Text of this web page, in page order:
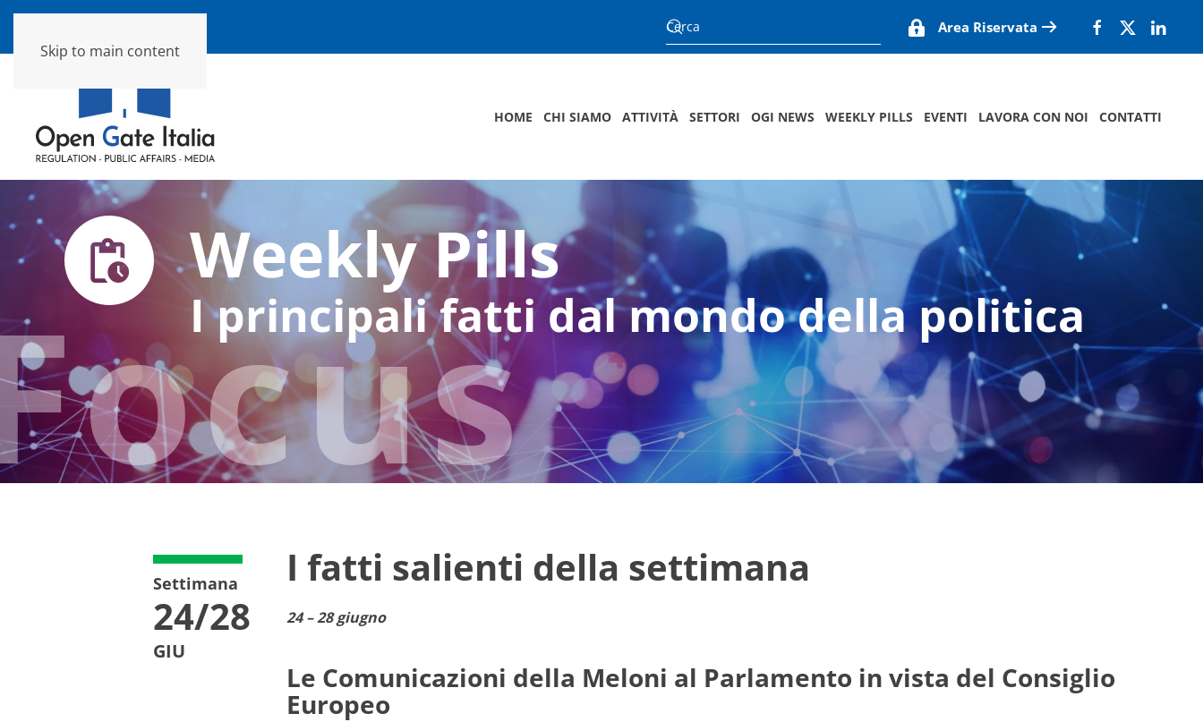
Skip to main content
Area Riservata
HOME CHI SIAMO ATTIVITÀ SETTORI OGI NEWS WEEKLY PILLS EVENTI LAVORA CON NOI CONTATTI
Weekly Pills
I principali fatti dal mondo della politica
Settimana
24/28
GIU
I fatti salienti della settimana
24 – 28 giugno
Le Comunicazioni della Meloni al Parlamento in vista del Consiglio
Europeo